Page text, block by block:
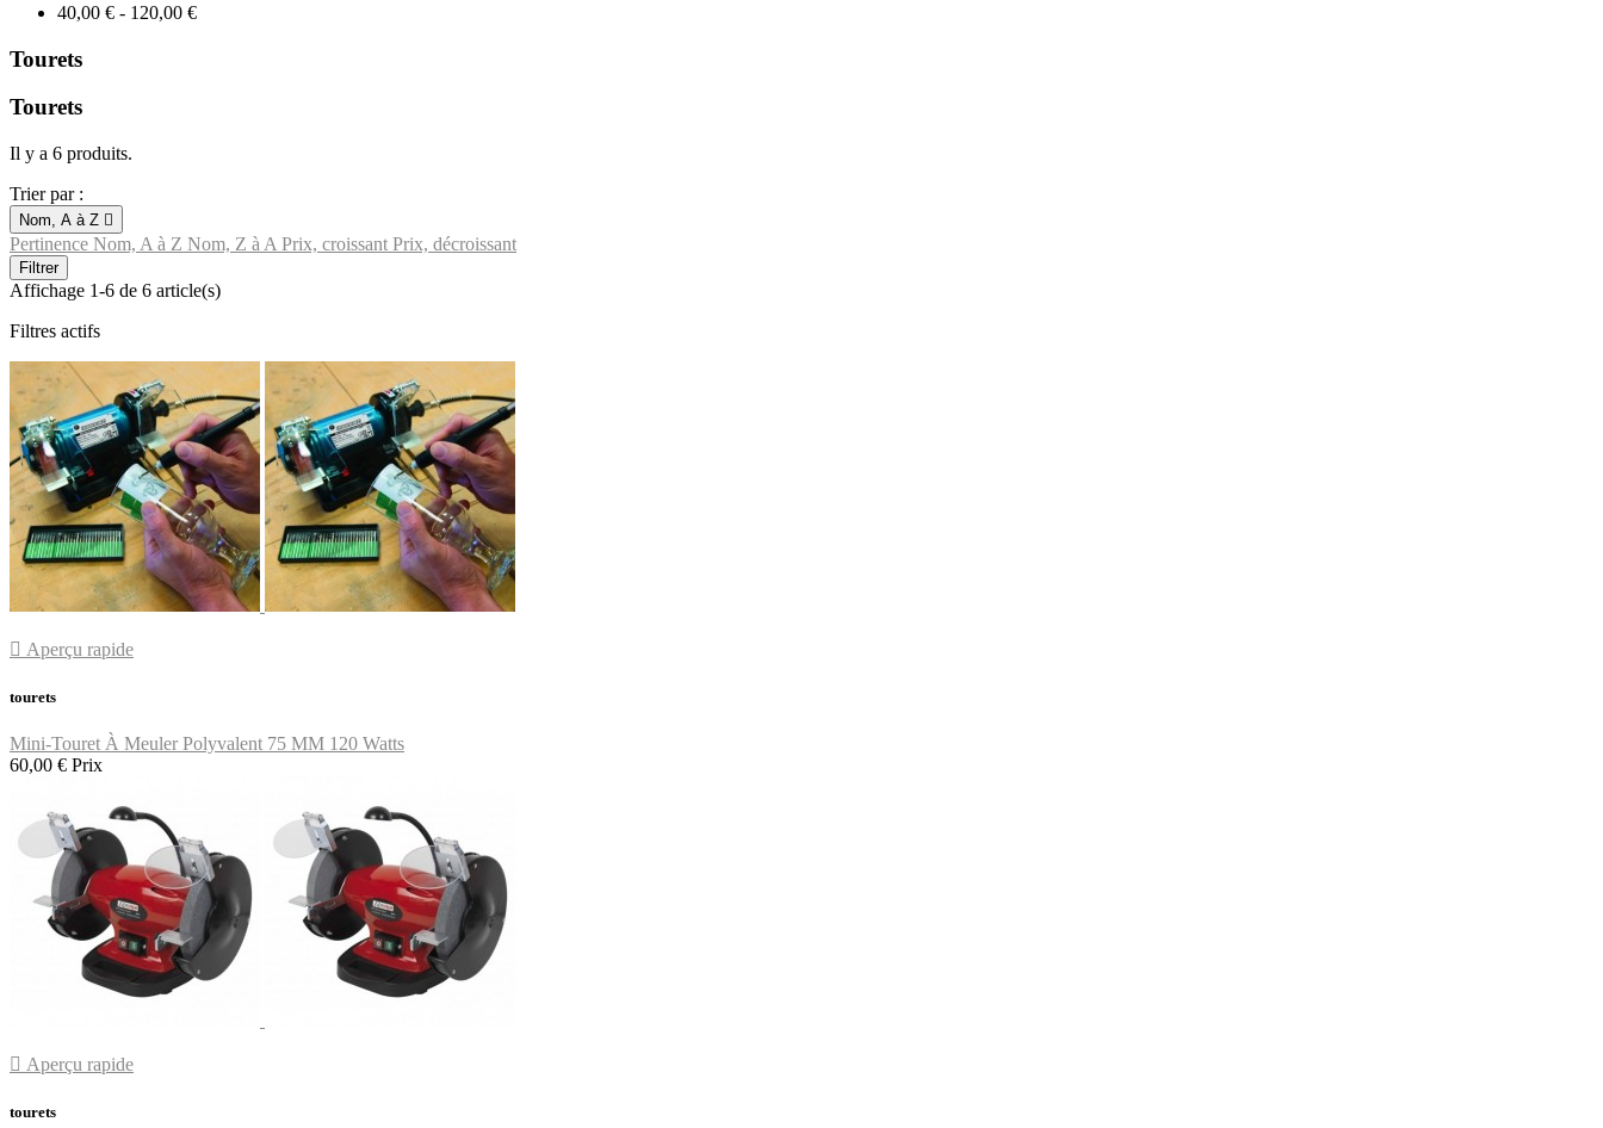
40,00 € - 120,00 €
Tourets
Tourets
Il y a 6 produits.
Trier par :
Nom, A à Z 
Pertinence Nom, A à Z Nom, Z à A Prix, croissant Prix, décroissant
Filtrer
Affichage 1-6 de 6 article(s)
Filtres actifs
 Aperçu rapide
tourets
Mini-Touret À Meuler Polyvalent 75 MM 120 Watts
60,00 € Prix
 Aperçu rapide
tourets